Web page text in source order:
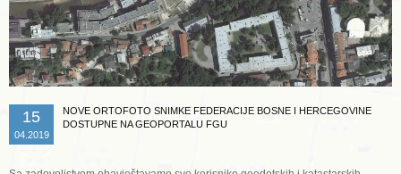
15
04.2019
NOVE ORTOFOTO SNIMKE FEDERACIJE BOSNE I HERCEGOVINE
DOSTUPNE NA GEOPORTALU FGU